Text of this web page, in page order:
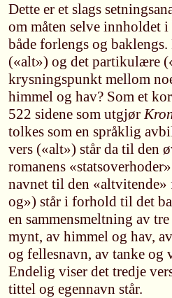
Dette er et slags
om måten selve innholdet i
både forlengs og
(«alt») og det partikulære
krysningspunkt mellom
himmel og hav? Som et
522 sidene som utgjør
tolkes som en språklig
vers («alt») står da til den
romanens
navnet til den «altvitende»
og») står i forhold til det
en sammensmeltning av
mynt, av himmel og hav,
og fellesnavn, av tanke og
Endelig viser det tredje
tittel og egennavn står.